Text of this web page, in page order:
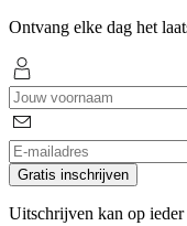
Ontvang elke dag het
Gratis inschrijven
Uitschrijven kan op ieder